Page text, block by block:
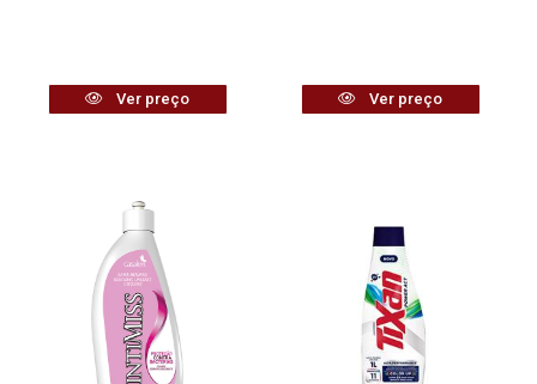
Ver preço Ver preço